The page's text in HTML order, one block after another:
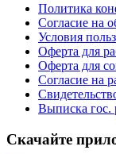
Политика
Согласие на
Условия
Оферта для
Оферта для
Согласие на
Выписка
Скачайте